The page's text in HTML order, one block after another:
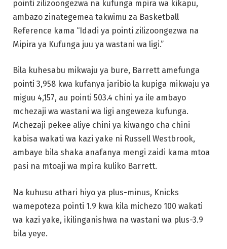
miguu 4,157, au pointi 503.4 chini ya ile ambayo
mchezaji wa wastani wa ligi angeweza kufunga.
Mchezaji pekee aliye chini ya kiwango cha chini
ambaye bila shaka anafanya mengi zaidi kama mtoa
pasi na mtoaji wa mpira kuliko Barrett.
Na kuhusu athari hiyo ya plus-minus, Knicks
wamepoteza pointi 1.9 kwa kila michezo 100 wakati
wa kazi yake, ikilinganishwa na wastani wa plus-3.9
bila yeye.
Wakati wote huu, amekuwa akitambulishwa kama
msingi wa kikosi (au angalau mmoja anayeweza kuwa
hivyo) kwa Knicks.
Tena, bado kuna muda kwa Barrett kuboresha. Ana
umri wa miaka 23 tu na ameonyesha dalili za uwezo